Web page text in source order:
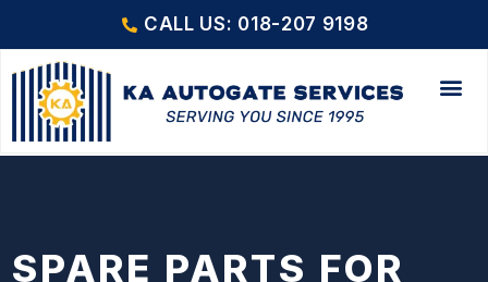
CALL US: 018-207 9198
SPARE PARTS FOR